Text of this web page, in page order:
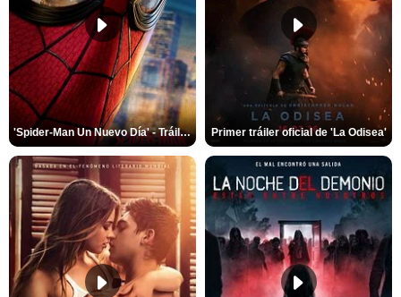
'Spider-Man Un Nuevo Día' - Tráiler oficial subtitulado Primer tráiler oficial de 'La Odisea'